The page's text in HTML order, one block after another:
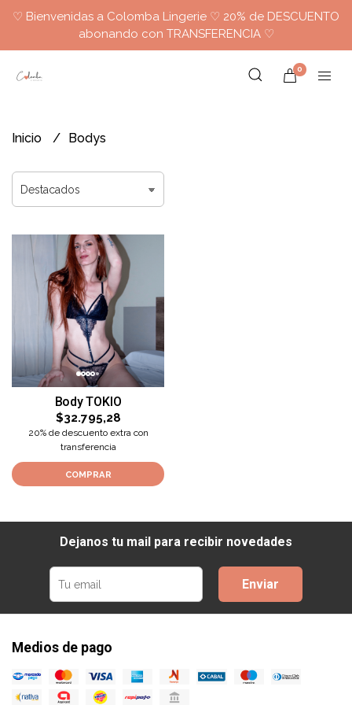
♡ Bienvenidas a Colomba Lingerie ♡ 20% de DESCUENTO
abonando con TRANSFERENCIA ♡
0
Inicio Bodys
Body TOKIO
$32.795,28
20% de descuento extra con
transferencia
COMPRAR
Dejanos tu mail para recibir novedades
Enviar
Medios de pago